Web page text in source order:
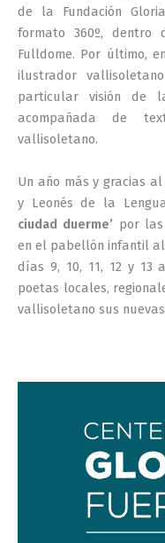
de la Fundación
formato 360º,
Fulldome. Por último,
ilustrador
particular visión de
acompañada de
vallisoletano.
Un año más y gracias
y Leonés de la
ciudad duerme’ por
en el pabellón infantil
días 9, 10, 11, 12 y 13
poetas locales,
vallisoletano sus